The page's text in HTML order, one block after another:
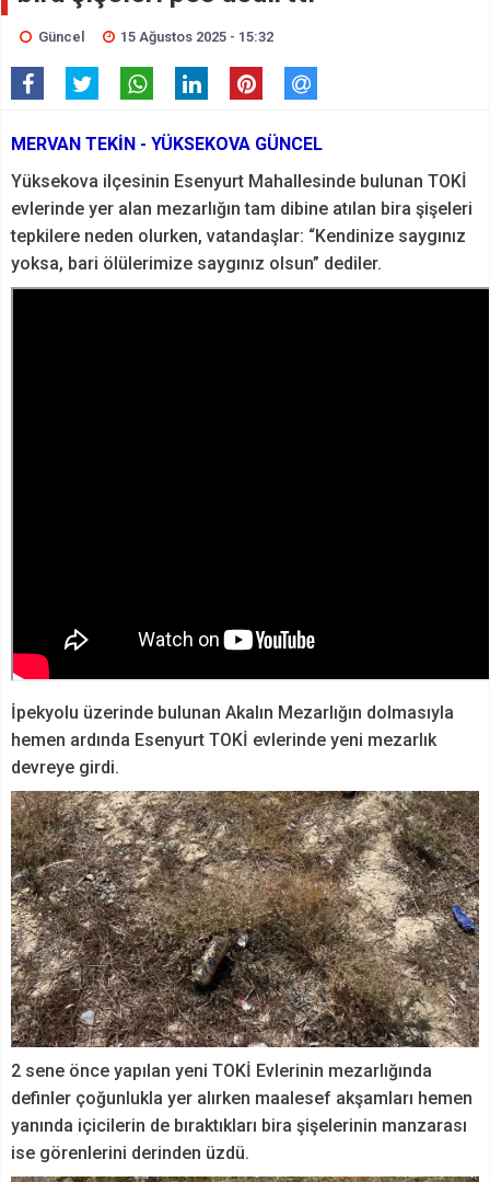
Güncel 15 Ağustos 2025 - 15:32
MERVAN TEKİN - YÜKSEKOVA GÜNCEL
Yüksekova ilçesinin Esenyurt Mahallesinde bulunan TOKİ
evlerinde yer alan mezarlığın tam dibine atılan bira şişeleri
tepkilere neden olurken, vatandaşlar: “Kendinize saygınız
yoksa, bari ölülerimize saygınız olsun” dediler.
İpekyolu üzerinde bulunan Akalın Mezarlığın dolmasıyla
hemen ardında Esenyurt TOKİ evlerinde yeni mezarlık
devreye girdi.
2 sene önce yapılan yeni TOKİ Evlerinin mezarlığında
definler çoğunlukla yer alırken maalesef akşamları hemen
yanında içicilerin de bıraktıkları bira şişelerinin manzarası
ise görenlerini derinden üzdü.